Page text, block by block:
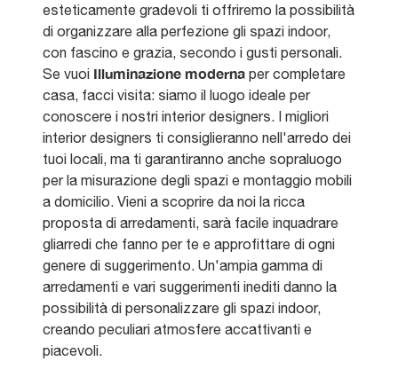
esteticamente gradevoli ti offriremo la possibilità
di organizzare alla perfezione gli spazi indoor,
con fascino e grazia, secondo i gusti personali.
Se vuoi Illuminazione moderna per completare
casa, facci visita: siamo il luogo ideale per
conoscere i nostri interior designers. I migliori
interior designers ti consiglieranno nell'arredo dei
tuoi locali, ma ti garantiranno anche sopraluogo
per la misurazione degli spazi e montaggio mobili
a domicilio. Vieni a scoprire da noi la ricca
proposta di arredamenti, sarà facile inquadrare
gliarredi che fanno per te e approfittare di ogni
genere di suggerimento. Un'ampia gamma di
arredamenti e vari suggerimenti inediti danno la
possibilità di personalizzare gli spazi indoor,
creando peculiari atmosfere accattivanti e
piacevoli.